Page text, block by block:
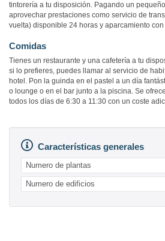
tintorería a tu disposición. Pagando un
aprovechar prestaciones como servicio de
vuelta) disponible 24 horas y aparcamiento
Comidas
Tienes un restaurante y una cafetería a tu
si lo prefieres, puedes llamar al servicio de
hotel. Pon la guinda en el pastel a un día
o lounge o en el bar junto a la piscina. Se
todos los días de 6:30 a 11:30 con un coste
Características generales
Numero de plantas
Numero de edificios